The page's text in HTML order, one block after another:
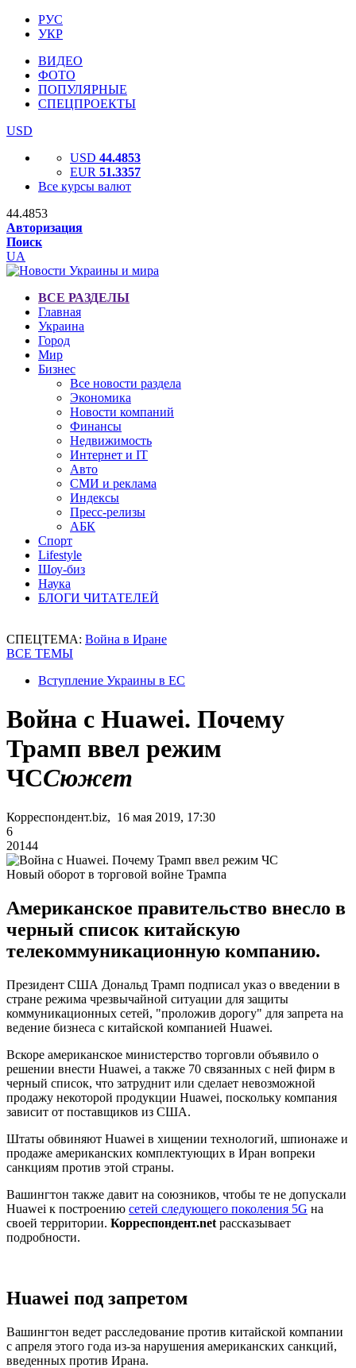
РУС
УКР
ВИДЕО
ФОТО
ПОПУЛЯРНЫЕ
СПЕЦПРОЕКТЫ
USD
USD 44.4853
EUR 51.3357
Все курсы валют
44.4853
Авторизация
Поиск
UA
ВСЕ РАЗДЕЛЫ
Главная
Украина
Город
Мир
Бизнес
Все новости раздела
Экономика
Новости компаний
Финансы
Недвижимость
Интернет и IT
Авто
СМИ и реклама
Индексы
Пресс-релизы
АБК
Спорт
Lifestyle
Шоу-биз
Наука
БЛОГИ ЧИТАТЕЛЕЙ
СПЕЦТЕМА: Война в Иране
ВСЕ ТЕМЫ
Вступление Украины в ЕС
Война с Huawei. Почему
Трамп ввел режим
ЧССюжет
Корреспондент.biz, 16 мая 2019, 17:30
6
20144
Новый оборот в торговой войне Трампа
Американское правительство внесло в
черный список китайскую
телекоммуникационную компанию.
Президент США Дональд Трамп подписал указ о введении в
стране режима чрезвычайной ситуации для защиты
коммуникационных сетей, "проложив дорогу" для запрета на
ведение бизнеса с китайской компанией Huawei.
Вскоре американское министерство торговли объявило о
решении внести Huawei, а также 70 связанных с ней фирм в
черный список, что затруднит или сделает невозможной
продажу некоторой продукции Huawei, поскольку компания
зависит от поставщиков из США.
Штаты обвиняют Huawei в хищении технологий, шпионаже и
продаже американских комплектующих в Иран вопреки
санкциям против этой страны.
Вашингтон также давит на союзников, чтобы те не допускали
Huawei к построению сетей следующего поколения 5G на
своей территории. Корреспондент.net рассказывает
подробности.
Huawei под запретом
Вашингтон ведет расследование против китайской компании
с апреля этого года из-за нарушения американских санкций,
введенных против Ирана.